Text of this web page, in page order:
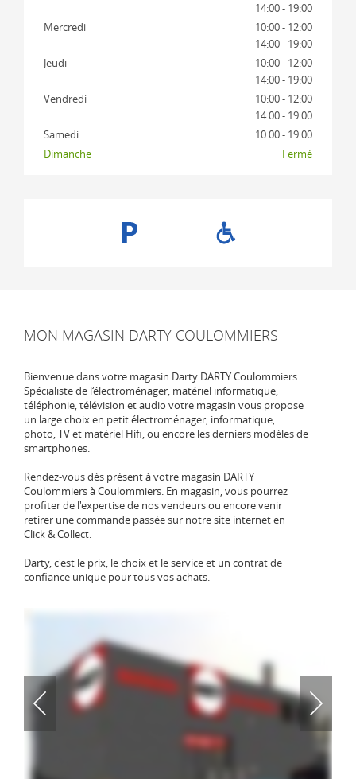
14:00 - 19:00
Mercredi
10:00 - 12:00
14:00 - 19:00
Jeudi
10:00 - 12:00
14:00 - 19:00
Vendredi
10:00 - 12:00
14:00 - 19:00
Samedi
10:00 - 19:00
Dimanche
Fermé
MON MAGASIN DARTY COULOMMIERS
Bienvenue dans votre magasin Darty DARTY Coulommiers.
Spécialiste de l‘électroménager, matériel informatique,
téléphonie, télévision et audio votre magasin vous propose
un large choix en petit électroménager, informatique,
photo, TV et matériel Hifi, ou encore les derniers modèles de
smartphones.
Rendez-vous dès présent à votre magasin DARTY
Coulommiers à Coulommiers. En magasin, vous pourrez
profiter de l'expertise de nos vendeurs ou encore venir
retirer une commande passée sur notre site internet en
Click & Collect.
Darty, c'est le prix, le choix et le service et un contrat de
confiance unique pour tous vos achats.